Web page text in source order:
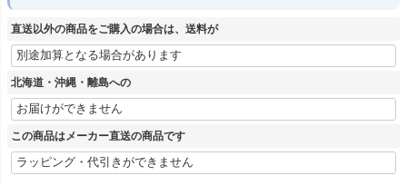
直送以外の商品をご購入の場合は、送料が
北海道・沖縄・離島への
この商品はメーカー直送の商品です